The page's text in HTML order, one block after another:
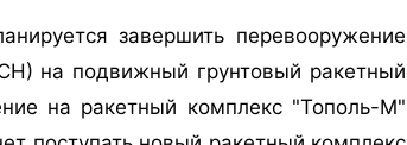
завершить перевооружение
на подвижный грунтовый ракетный
на ракетный комплекс "Тополь-М"